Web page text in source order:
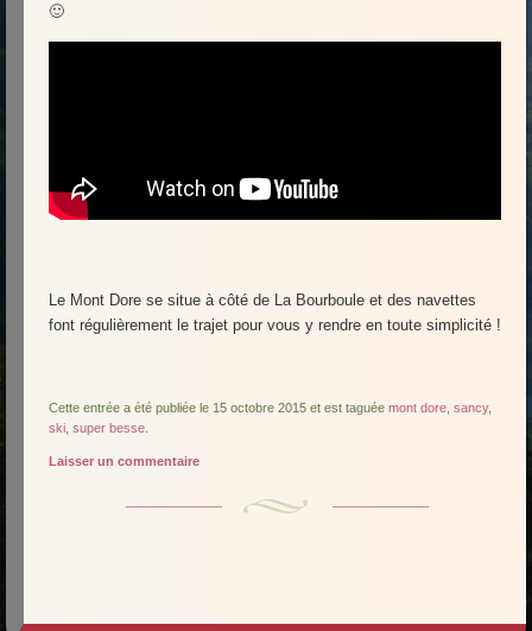
🙂
Le Mont Dore se situe à côté de La Bourboule et des navettes
font régulièrement le trajet pour vous y rendre en toute simplicité !
Cette entrée a été publiée le 15 octobre 2015 et est taguée mont dore, sancy,
ski, super besse.
Laisser un commentaire